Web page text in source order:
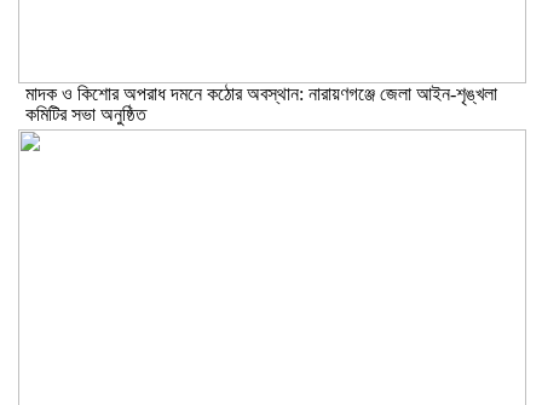
মাদক ও কিশোর অপরাধ দমনে কঠোর অবস্থান: নারায়ণগঞ্জে জেলা আইন-শৃঙ্খলা
কমিটির সভা অনুষ্ঠিত